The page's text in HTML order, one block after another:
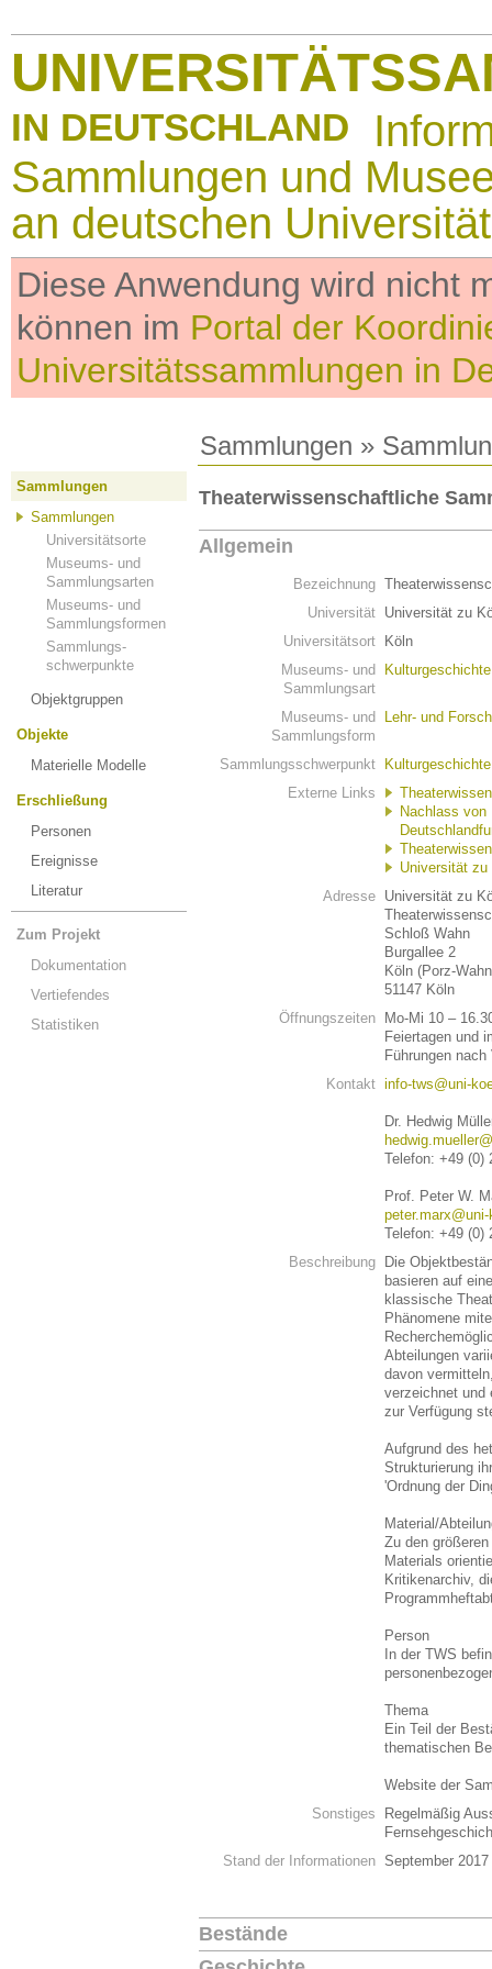
IN DEUTSCHLAND
Sammlungen und
an deutschen
Diese Anwendung wird nicht
können im Portal der
Universitätssammlungen in
Sammlungen »
Sammlungen
Sammlungen
Universitätsorte
Museums- und
Sammlungsarten
Museums- und
Sammlungsformen
Sammlungs-
schwerpunkte
Objektgruppen
Objekte
Materielle Modelle
Erschließung
Personen
Ereignisse
Literatur
Zum Projekt
Dokumentation
Vertiefendes
Statistiken
Theaterwissenschaftliche
Allgemein
Bezeichnung
Universität Universität zu
Universitätsort
Köln
Museums- und
Sammlungsart
Museums- und
Sammlungsform
Lehr- und
Sammlungsschwerpunkt Kulturgeschichte
Externe Links
Nachlass von
Universität zu
Adresse Universität zu
Schloß Wahn
Burgallee 2
Köln (Porz-
51147 Köln
Öffnungszeiten
Mo-Mi 10 –
Feiertagen und
Führungen nach
Kontakt info-tws@uni-
Dr. Hedwig
Telefon: +49 (0)
Prof. Peter W.
Telefon: +49 (0)
Beschreibung
Die
basieren auf
klassische
Phänomene
Abteilungen
davon
verzeichnet und
zur Verfügung
Aufgrund des
Strukturierung
'Ordnung der
Material/
Zu den
Materials
Kritikenarchiv,
Person
In der TWS
Thema
Ein Teil der
thematischen
Website der
Sonstiges
Regelmäßig
Stand der Informationen September 2017
Bestände